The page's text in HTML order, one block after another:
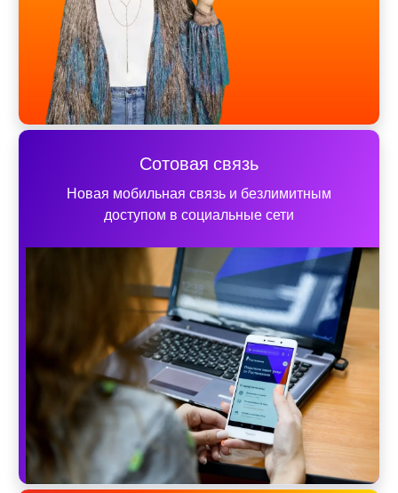
Сотовая связь
Новая мобильная связь и безлимитным
доступом в социальные сети